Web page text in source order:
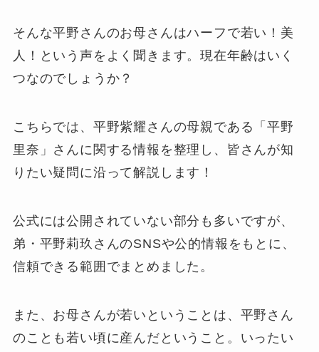
そんな平野さんのお母さんはハーフで若い！美
人！という声をよく聞きます。現在年齢はいく
つなのでしょうか？
こちらでは、平野紫耀さんの母親である「平野
里奈」さんに関する情報を整理し、皆さんが知
りたい疑問に沿って解説します！
公式には公開されていない部分も多いですが、
弟・平野莉玖さんのSNSや公的情報をもとに、
信頼できる範囲でまとめました。
また、お母さんが若いということは、平野さん
のことも若い頃に産んだということ。いったい